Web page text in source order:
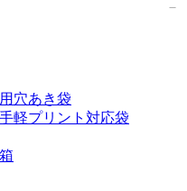
穴あき袋
軽プリント対応袋